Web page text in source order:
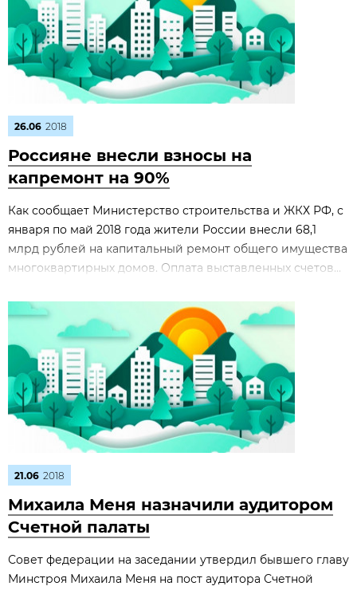
26.06 2018
Россияне внесли взносы на
капремонт на 90%
Как сообщает Министерство строительства и ЖКХ РФ, с
января по май 2018 года жители России внесли 68,1
млрд рублей на капитальный ремонт общего имущества
многоквартирных домов. Оплата выставленных счетов...
21.06 2018
Михаила Меня назначили аудитором
Счетной палаты
Совет федерации на заседании утвердил бывшего главу
Минстроя Михаила Меня на пост аудитора Счетной